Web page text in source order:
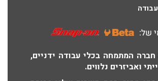
המתמחה בכלי עבודה ידניים,
ואביזרים נלווים.